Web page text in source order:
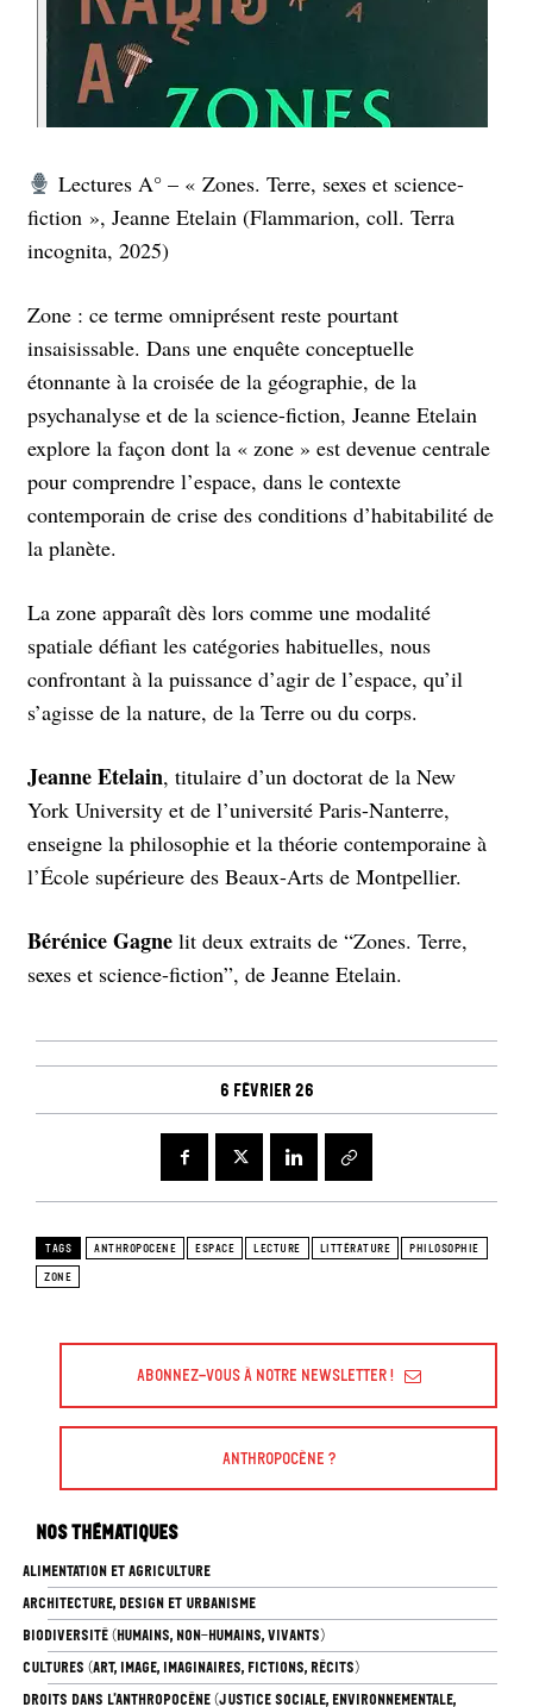
Lectures A° – « Zones. Terre, sexes et science-
fiction », Jeanne Etelain (Flammarion, coll. Terra
incognita, 2025)
Zone : ce terme omniprésent reste pourtant
insaisissable. Dans une enquête conceptuelle
étonnante à la croisée de la géographie, de la
psychanalyse et de la science-fiction, Jeanne Etelain
explore la façon dont la « zone » est devenue centrale
pour comprendre l’espace, dans le contexte
contemporain de crise des conditions d’habitabilité de
la planète.
La zone apparaît dès lors comme une modalité
spatiale défiant les catégories habituelles, nous
confrontant à la puissance d’agir de l’espace, qu’il
s’agisse de la nature, de la Terre ou du corps.
Jeanne Etelain, titulaire d’un doctorat de la New
York University et de l’université Paris-Nanterre,
enseigne la philosophie et la théorie contemporaine à
l’École supérieure des Beaux-Arts de Montpellier.
Bérénice Gagne lit deux extraits de “Zones. Terre,
sexes et science-fiction”, de Jeanne Etelain.
6 février 26
TAGS ANTHROPOCENE ESPACE LECTURE LITTÉRATURE
PHILOSOPHIE
ZONE
Abonnez-vous à Notre Newsletter !
Anthropocène ?
Nos thématiques
ALIMENTATION ET AGRICULTURE
ARCHITECTURE, DESIGN ET URBANISME
BIODIVERSITÉ (HUMAINS, NON-HUMAINS, VIVANTS)
CULTURES (ART, IMAGE, IMAGINAIRES, FICTIONS, RÉCITS)
DROITS DANS L’ANTHROPOCÈNE (JUSTICE SOCIALE, ENVIRONNEMENTALE,